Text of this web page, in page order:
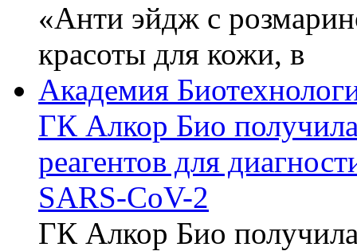
«Анти эйдж с
красоты для кожи, в
Академия
ГК Алкор Био
реагентов для
SARS-CoV-2
ГК Алкор Био